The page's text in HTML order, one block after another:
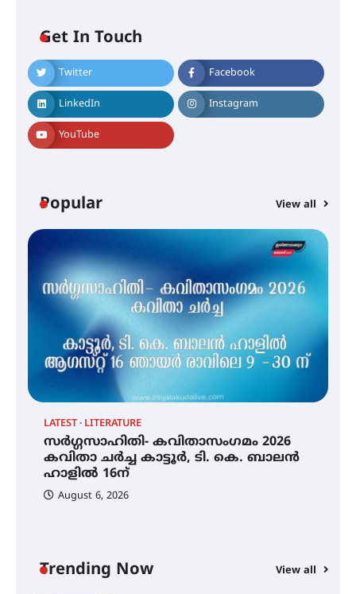
Get In Touch
Twitter Facebook
LinkedIn Instagram
YouTube
Popular View all
LATEST LITERATURE
സർഗ്ഗസാഹിതി- കവിതാസംഗമം 2026
കവിതാ ചർച്ച കാട്ടൂർ, ടി. കെ. ബാലൻ
ഹാളിൽ 16ന്
August 6, 2026
Trending Now View all
ഇടത്തരം മഴയ്ക്കും കാറ്റിനും
സാധ്യത ഇരിങ്ങാലക്കുടയിൽ 4.4
മില്ലി മീറ്റർ മഴ ലഭിച്ചു
നേട്ടം പ്രതിസന്ധികളോട് പൊരുതി
മെഡിക്കൽ ക്യാമ്പ്
തായ് ചി – ക്വിഗോങ്ങ്
പരിചയപ്പെടാം
തേലപ്പിളളി പാറേമൽ വറീത്
തോമാസ് (69) അന്തരിച്ചു